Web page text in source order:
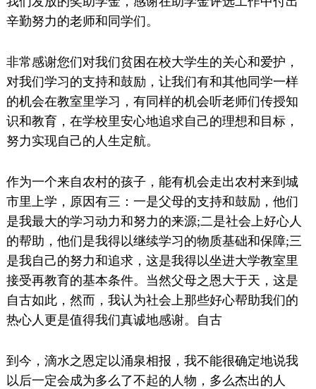
辛勤努力的老师和同学们。
非常感谢您们对我们贫困在校大学生的关心和爱护，
对我们学习的支持和鼓励，让我们有和其他同学一样
的机会在教室里学习，有同样的机会听老师们传授知
识和教育，在学校里安心地追求自己的理想和目标，
努力实现自己的人生定航。
作为一个来自农村的孩子，能有机会走出农村来到城
市里上学，原因有三：一是父母的支持和鼓励，他们
是我最大的学习动力和努力的来源;二是社会上好心人
的帮助，他们是我得以继续学习的物质基础和保障;三
是我自己的努力和追求，这是我得以坐进大学教室里
接受再教育的基本条件。当然父母之恩大于天，这是
自古如此，然而，我认为社会上那些好心帮助我们的
热心人更是值得我们真诚地感谢。自古
到今，滴水之恩定以涌泉相报，我不能很确定地说我
以后一定会成为多么了不起的人物，多么杰出的人